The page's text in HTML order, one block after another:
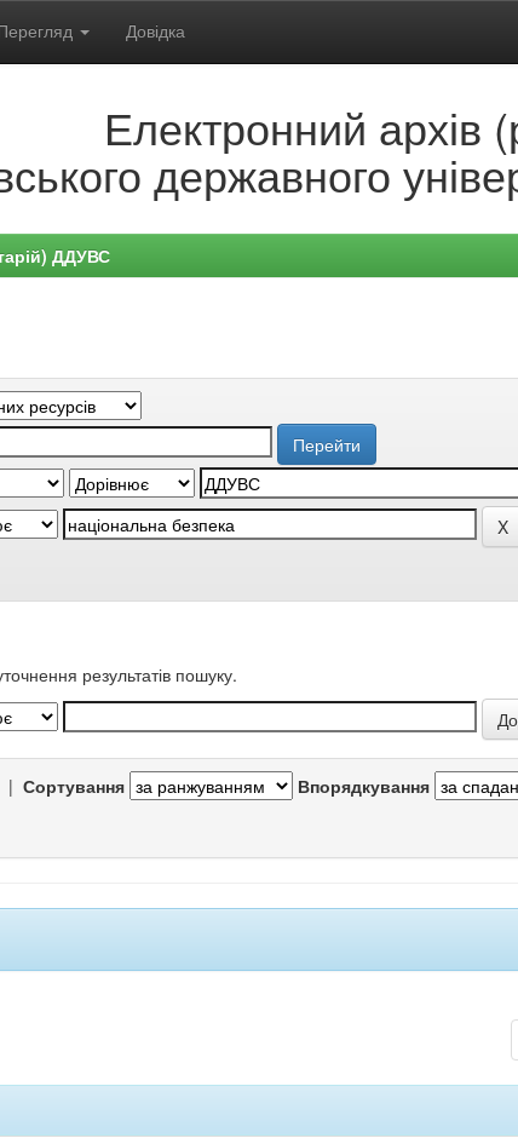
Довідка
Електронний архів
державного
ДДУВС
результатів пошуку.
| Сортування Впорядкування